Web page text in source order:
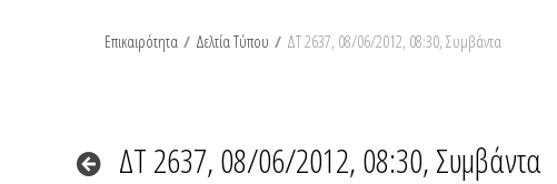
Επικαιρότητα / Δελτία Τύπου / ΔΤ 2637, 08/06/2012, 08:30, Συμβάντα
ΔΤ 2637, 08/06/2012, 08:30, Συμβάντα